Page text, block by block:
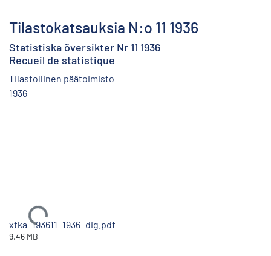
Tilastokatsauksia N:o 11 1936
Statistiska översikter Nr 11 1936
Recueil de statistique
Tilastollinen päätoimisto
1936
Ladataan...
xtka_193611_1936_dig.pdf
9.46 MB